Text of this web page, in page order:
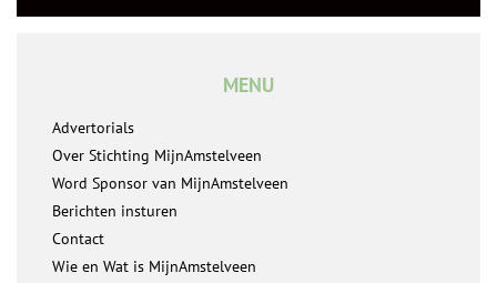
MENU
Advertorials
Over Stichting MijnAmstelveen
Word Sponsor van MijnAmstelveen
Berichten insturen
Contact
Wie en Wat is MijnAmstelveen